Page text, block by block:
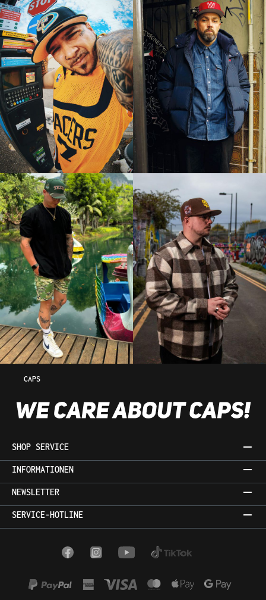
CAPS
SHOP SERVICE
INFORMATIONEN
NEWSLETTER
SERVICE-HOTLINE